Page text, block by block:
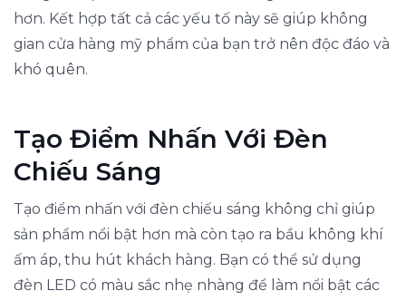
hơn. Kết hợp tất cả các yếu tố này sẽ giúp không
gian cửa hàng mỹ phẩm của bạn trở nên độc đáo và
khó quên.
Tạo Điểm Nhấn Với Đèn
Chiếu Sáng
Tạo điểm nhấn với đèn chiếu sáng không chỉ giúp
sản phẩm nổi bật hơn mà còn tạo ra bầu không khí
ấm áp, thu hút khách hàng. Bạn có thể sử dụng
đèn LED có màu sắc nhẹ nhàng để làm nổi bật các